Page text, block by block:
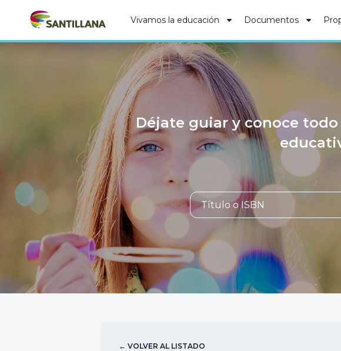
Vivamos la educación Documentos
Déjate guiar y conoce
← VOLVER AL LISTADO